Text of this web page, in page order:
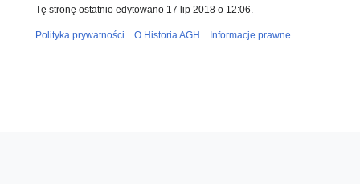
Tę stronę ostatnio edytowano 17 lip 2018 o 12:06.
Polityka prywatności O Historia AGH Informacje prawne